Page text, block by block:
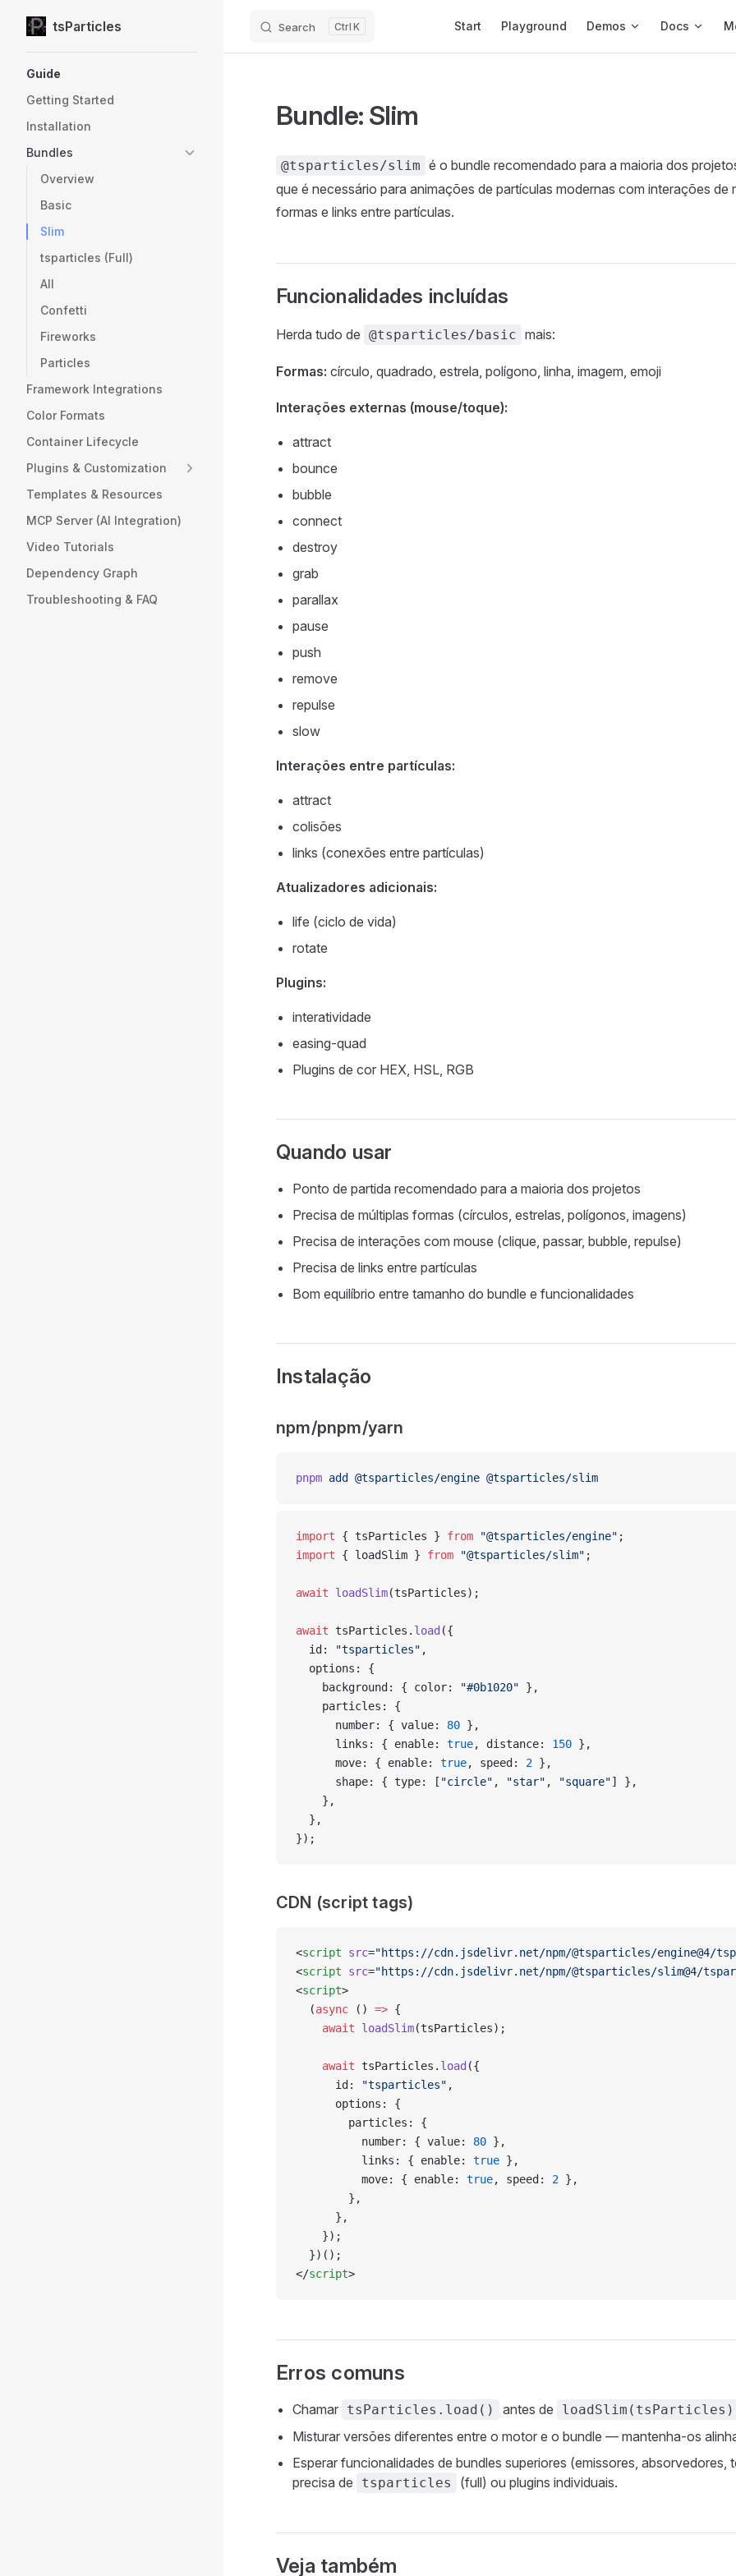
Skip to content
tsParticles Search K Start Playground Demos Docs
Guide
Getting Started
Installation
Bundles
Overview
Basic
Slim
tsparticles (Full)
All
Confetti
Fireworks
Particles
Framework Integrations
Color Formats
Container Lifecycle
Plugins & Customization
Templates & Resources
MCP Server (AI Integration)
Video Tutorials
Dependency Graph
Troubleshooting & FAQ
Bundle: Slim
@tsparticles/slim é o bundle recomendado para a maioria dos
que é necessário para animações de partículas modernas com interações de
formas e links entre partículas.
Funcionalidades incluídas
Herda tudo de @tsparticles/basic mais:
Formas: círculo, quadrado, estrela, polígono, linha, imagem, emoji
Interações externas (mouse/toque):
attract
bounce
bubble
connect
destroy
grab
parallax
pause
push
remove
repulse
slow
Interações entre partículas:
attract
colisões
links (conexões entre partículas)
Atualizadores adicionais:
life (ciclo de vida)
rotate
Plugins:
interatividade
easing-quad
Plugins de cor HEX, HSL, RGB
Quando usar
Ponto de partida recomendado para a maioria dos projetos
Precisa de múltiplas formas (círculos, estrelas, polígonos, imagens)
Precisa de interações com mouse (clique, passar, bubble, repulse)
Precisa de links entre partículas
Bom equilíbrio entre tamanho do bundle e funcionalidades
Instalação
npm/pnpm/yarn
pnpm add @tsparticles/engine @tsparticles/slim
import { tsParticles } from "@tsparticles/engine" ;
import { loadSlim } from "@tsparticles/slim" ;
await loadSlim(tsParticles);
await tsParticles. load ({
  id:
"tsparticles" ,
  options: {
    background: { color:
"#0b1020" },
    particles: {
      number: { value:
80 },
      links: { enable:
true, distance: 150 },
      move: { enable:
true, speed: 2 },
      shape: { type: [
"circle" , "star" , "square"] },
    },
  },
});
CDN (script tags)
<script src="https://cdn.jsdelivr.net/npm/@tsparticles/engine@4/
<script src="https://cdn.jsdelivr.net/npm/@tsparticles/slim@4/
<script>
  (
async () => {
    await
loadSlim(tsParticles);
    await
tsParticles. load ({
      id:
"tsparticles" ,
      options: {
        particles: {
          number: { value:
80 },
          links: { enable:
true },
          move: { enable:
true, speed: 2 },
        },
      },
    });
  })();
</script>
Erros comuns
Chamar tsParticles.load() antes de loadSlim(tsParticles)
Misturar versões diferentes entre o motor e o bundle — mantenha-os
Esperar funcionalidades de bundles superiores (emissores,
precisa de
tsparticles (full) ou plugins individuais.
Veja também